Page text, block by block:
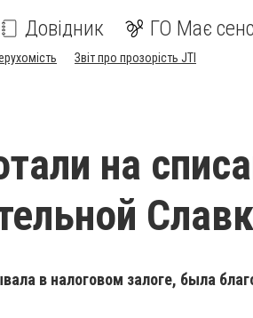
Довідник ГО Має сенс
Звіт про прозорість JTI
на
в налоговом залоге, была